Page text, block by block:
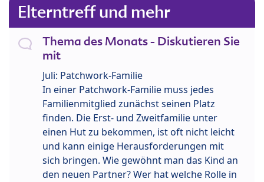
Elterntreff und mehr
Thema des Monats - Diskutieren Sie
mit
Juli: Patchwork-Familie
In einer Patchwork-Familie muss jedes
Familienmitglied zunächst seinen Platz
finden. Die Erst- und Zweitfamilie unter
einen Hut zu bekommen, ist oft nicht leicht
und kann einige Herausforderungen mit
sich bringen. Wie gewöhnt man das Kind an
den neuen Partner? Wer hat welche Rolle in